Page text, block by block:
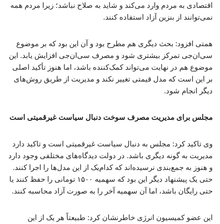
اقتصادی به مردم وارد می‌کند و شاید به صلاح نباشد؛ زیرا مردم همه
نمی‌توانند از بنزین آزاد استفاده کنند.
همتی افزود: بحث دیگری هم مطرح بود و آن این بود که بر موضوع
سی‌ان‌جی تمرکز بیشتری شود و مصرف سی‌ان‌جی افزایش یابد. این
موضوع هم در نهایت می‌تواند کمک‌کننده باشد، اما هنوز تأکید اصلی
بر این است که مدل قیمتی تغییر نکند و مدیریت از طریق روش‌های
دیگر انجام شود.
مجلس برای مدیریت مصرف سوخت دنبال سیاست غیرقمیتی است
وی تاکید کرد: مجلس به دنبال سیاست غیرقمیتی است و تاکید دارد
مدیریت به گونه دیگری باشد. در دولت دیدگاه‌های مختلفی وجود دارد
و هنوز به جمع‌بندی نرسیده‌اند که کدام‌یک از این مدل‌ها را اجرا کنند.
حتی یک پیشنهاد دیگر این بود که سهمیه ۱۵۰۰ تومانی را حفظ کنند یا
حتی رایگان باشد، اما آن سهمیه آخر را به صورت آزاد محاسبه کنند.
این عضو کمیسیون انرژی خاطرنشان کرد: طبیعتاً هر یک از این